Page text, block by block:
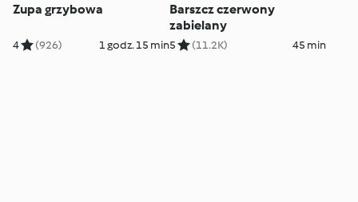
Zupa grzybowa
4 (926) 1 godz. 15 min
Barszcz czerwony
zabielany
5 (11.2K) 45 min